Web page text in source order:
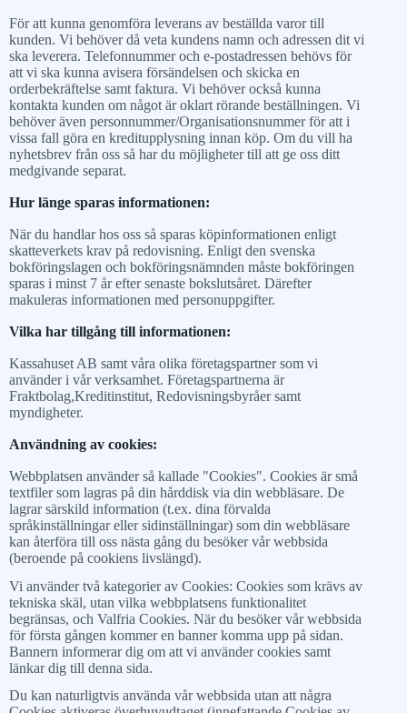
För att kunna genomföra leverans av beställda varor till
kunden. Vi behöver då veta kundens namn och adressen dit vi
ska leverera. Telefonnummer och e-postadressen behövs för
att vi ska kunna avisera försändelsen och skicka en
orderbekräftelse samt faktura. Vi behöver också kunna
kontakta kunden om något är oklart rörande beställningen. Vi
behöver även personnummer/Organisationsnummer för att i
vissa fall göra en kreditupplysning innan köp. Om du vill ha
nyhetsbrev från oss så har du möjligheter till att ge oss ditt
medgivande separat.
Hur länge sparas informationen:
När du handlar hos oss så sparas köpinformationen enligt
skatteverkets krav på redovisning. Enligt den svenska
bokföringslagen och bokföringsnämnden måste bokföringen
sparas i minst 7 år efter senaste bokslutsåret. Därefter
makuleras informationen med personuppgifter.
Vilka har tillgång till informationen:
Kassahuset AB samt våra olika företagspartner som vi
använder i vår verksamhet. Företagspartnerna är
Fraktbolag,Kreditinstitut, Redovisningsbyråer samt
myndigheter.
Användning av cookies:
Webbplatsen använder så kallade "Cookies". Cookies är små
textfiler som lagras på din hårddisk via din webbläsare. De
lagrar särskild information (t.ex. dina förvalda
språkinställningar eller sidinställningar) som din webbläsare
kan återföra till oss nästa gång du besöker vår webbsida
(beroende på cookiens livslängd).
Vi använder två kategorier av Cookies: Cookies som krävs av
tekniska skäl, utan vilka webbplatsens funktionalitet
begränsas, och Valfria Cookies. När du besöker vår webbsida
för första gången kommer en banner komma upp på sidan.
Bannern informerar dig om att vi använder cookies samt
länkar dig till denna sida.
Du kan naturligtvis använda vår webbsida utan att några